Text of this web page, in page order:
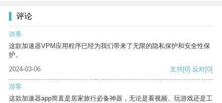
评论
游客
这款加速器VPM应用程序已经为我们带来了无限的隐私保护和安全性保
护。
2024-03-06
支持[0] 反对[0]
游客
这款加速器app简直是居家旅行必备神器，无论是看视频、玩游戏还是工